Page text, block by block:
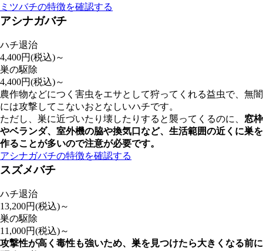
ミツバチの特徴を確認する
アシナガバチ
ハチ退治
4,400円(税込)～
巣の駆除
4,400円(税込)～
農作物などにつく害虫をエサとして狩ってくれる益虫で、無闇
には攻撃してこないおとなしいハチです。
ただし、巣に近づいたり壊したりすると襲ってくるのに、 窓枠
やベランダ、室外機の脇や換気口など、 生活範囲の近くに巣を
作ることが多いので注意が必要です。
アシナガバチの特徴を確認する
スズメバチ
ハチ退治
13,200円(税込)～
巣の駆除
11,000円(税込)～
攻撃性が高く毒性も強いため、巣を見つけたら大きくなる前に